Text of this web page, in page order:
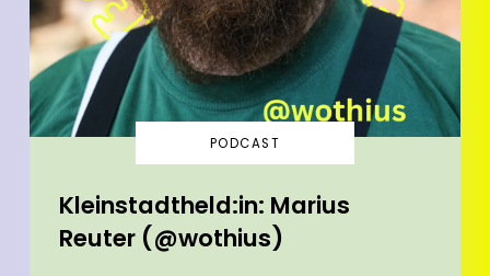
PODCAST
Kleinstadtheld:in: Marius
Reuter (@wothius)